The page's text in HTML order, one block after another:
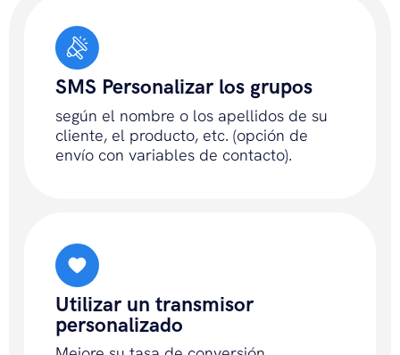
SMS Personalizar los grupos
según el nombre o los apellidos de su
cliente, el producto, etc. (opción de
envío con variables de contacto).
Utilizar un transmisor
personalizado